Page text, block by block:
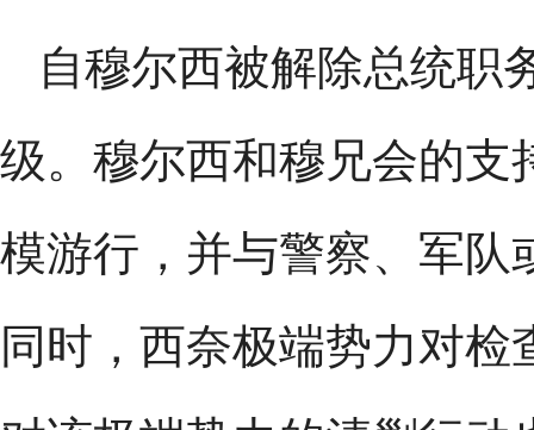
自穆尔西被解除总统职
级。穆尔西和穆兄会的支
模游行，并与警察、军队
同时，西奈极端势力对